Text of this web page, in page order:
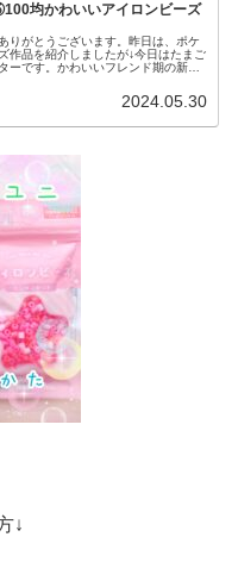
均かわいいアイロンビーズ
りがとうございます。昨日は、ポケ
作品を紹介しましたが↓今日はたまご
ーです。かわいいフレンド期の新キ
2024.05.30
↓